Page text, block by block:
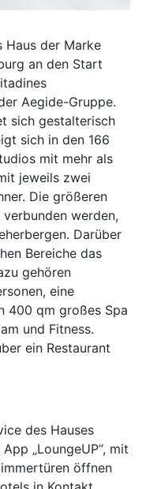
Haus der Marke
an den Start
Aegide-Gruppe.
sich gestalterisch
sich in den 166
mit mehr als
jeweils zwei
Die größeren
werden,
Darüber
Bereiche das
gehören
eine
400 qm großes Spa
und Fitness.
ein Restaurant
des Hauses
„LoungeUP“, mit
öffnen